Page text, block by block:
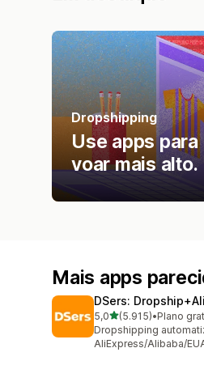
Dropshipping
Use apps
voar mais alto.
Mais apps
DSers:
5,0de 5 estrelas
(5.915)
5915 avaliações ao
•Plano
Dropshipping
AliExpress/Alibaba/